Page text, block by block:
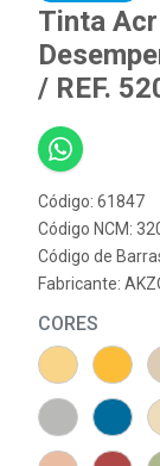
Tinta
/ REF.
Código: 61847
Código NCM:
Código de
Fabricante:
CORES